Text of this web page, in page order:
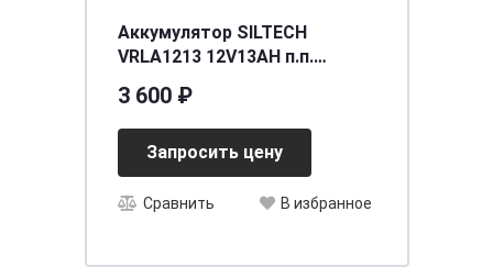
Аккумулятор SILTECH
VRLA1213 12V13AH п.п.
[д150ш87в110/150]
3 600 ₽
Запросить цену
Сравнить В избранное